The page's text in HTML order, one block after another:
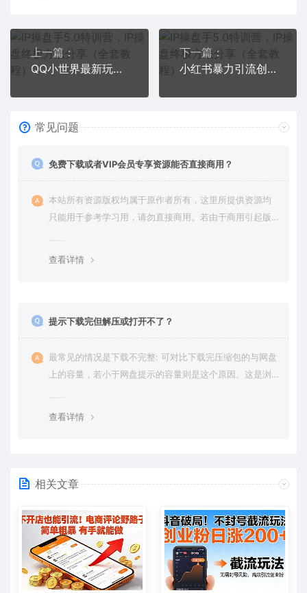
上一篇：
QQ小世界最新玩法拆解，轻松月入过万。教你轻松引粉，小白也能拿上手
下一篇：
小红书暴力引流创业粉，教你引流高质量创业粉，价值2980
常见问题
免费下载或者VIP会员专享资源能否直接商用？
本站所有资源版权均属于原作者所有，这里所提供资源均
只能用于参考学习用，请勿直接商用。若由于商用引起版
查看详情
提示下载完但解压或打开不了？
最常见的情况是下载不完整: 可对比下载完压缩包的与网盘
上的容量，若小于网盘提示的容量则是这个原因。这是浏
查看详情
相关文章